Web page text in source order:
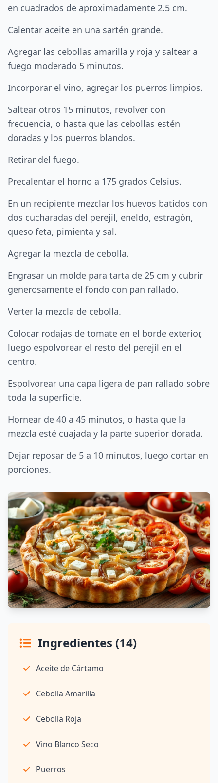
en cuadrados de aproximadamente 2.5 cm.
Calentar aceite en una sartén grande.
Agregar las cebollas amarilla y roja y saltear a
fuego moderado 5 minutos.
Incorporar el vino, agregar los puerros limpios.
Saltear otros 15 minutos, revolver con
frecuencia, o hasta que las cebollas estén
doradas y los puerros blandos.
Retirar del fuego.
Precalentar el horno a 175 grados Celsius.
En un recipiente mezclar los huevos batidos con
dos cucharadas del perejil, eneldo, estragón,
queso feta, pimienta y sal.
Agregar la mezcla de cebolla.
Engrasar un molde para tarta de 25 cm y cubrir
generosamente el fondo con pan rallado.
Verter la mezcla de cebolla.
Colocar rodajas de tomate en el borde exterior,
luego espolvorear el resto del perejil en el
centro.
Espolvorear una capa ligera de pan rallado sobre
toda la superficie.
Hornear de 40 a 45 minutos, o hasta que la
mezcla esté cuajada y la parte superior dorada.
Dejar reposar de 5 a 10 minutos, luego cortar en
porciones.
Ingredientes (14)
Aceite de Cártamo
Cebolla Amarilla
Cebolla Roja
Vino Blanco Seco
Puerros